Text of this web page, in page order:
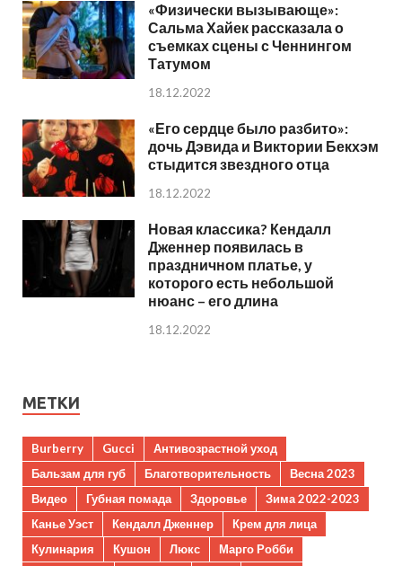
«Физически вызывающе»:
Сальма Хайек рассказала о
съемках сцены с Ченнингом
Татумом
18.12.2022
«Его сердце было разбито»:
дочь Дэвида и Виктории Бекхэм
стыдится звездного отца
18.12.2022
Новая классика? Кендалл
Дженнер появилась в
праздничном платье, у
которого есть небольшой
нюанс – его длина
18.12.2022
МЕТКИ
Burberry Gucci
Антивозрастной уход
Бальзам для губ
Благотворительность
Весна 2023
Видео
Губная помада Здоровье
Зима 2022-2023
Канье Уэст
Кендалл Дженнер
Крем для лица
Кулинария
Кушон Люкс
Марго Робби